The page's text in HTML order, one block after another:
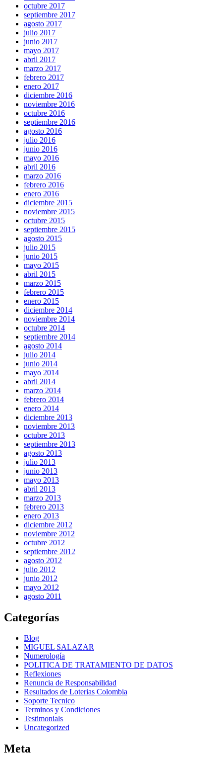
octubre 2017
septiembre 2017
agosto 2017
julio 2017
junio 2017
mayo 2017
abril 2017
marzo 2017
febrero 2017
enero 2017
diciembre 2016
noviembre 2016
octubre 2016
septiembre 2016
agosto 2016
julio 2016
junio 2016
mayo 2016
abril 2016
marzo 2016
febrero 2016
enero 2016
diciembre 2015
noviembre 2015
octubre 2015
septiembre 2015
agosto 2015
julio 2015
junio 2015
mayo 2015
abril 2015
marzo 2015
febrero 2015
enero 2015
diciembre 2014
noviembre 2014
octubre 2014
septiembre 2014
agosto 2014
julio 2014
junio 2014
mayo 2014
abril 2014
marzo 2014
febrero 2014
enero 2014
diciembre 2013
noviembre 2013
octubre 2013
septiembre 2013
agosto 2013
julio 2013
junio 2013
mayo 2013
abril 2013
marzo 2013
febrero 2013
enero 2013
diciembre 2012
noviembre 2012
octubre 2012
septiembre 2012
agosto 2012
julio 2012
junio 2012
mayo 2012
agosto 2011
Categorías
Blog
MIGUEL SALAZAR
Numerología
POLITICA DE TRATAMIENTO DE DATOS
Reflexiones
Renuncia de Responsabilidad
Resultados de Loterias Colombia
Soporte Tecnico
Terminos y Condiciones
Testimonials
Uncategorized
Meta